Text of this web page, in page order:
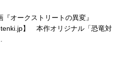
『オークストリートの異変』
】 本作オリジナル「恐竜対